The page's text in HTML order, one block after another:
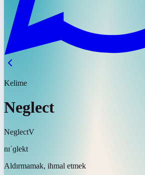
Kelime
Neglect
NeglectV
nɪˈɡlekt
Aldırmamak, ihmal etmek